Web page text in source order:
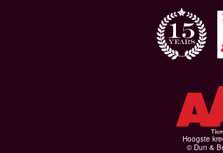
Hoogste
© Dun &